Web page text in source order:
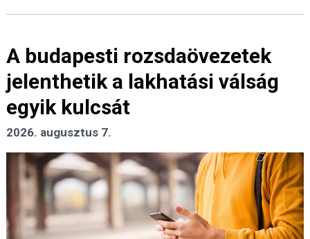
A budapesti rozsdaövezetek
jelenthetik a lakhatási válság
egyik kulcsát
2026. augusztus 7.